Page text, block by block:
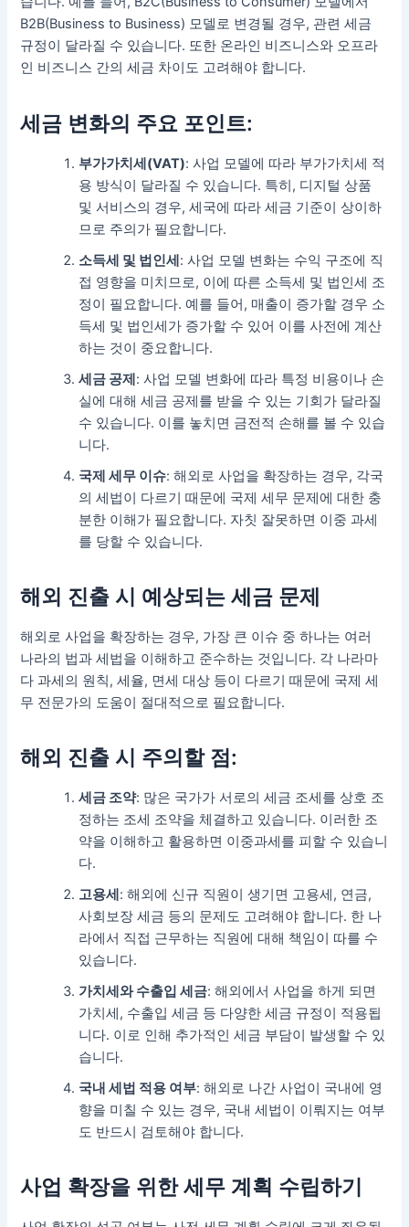
B2B(Business to Business) 모델로 변경될 경우, 관련 세금
규정이 달라질 수 있습니다. 또한 온라인 비즈니스와 오프라
인 비즈니스 간의 세금 차이도 고려해야 합니다.
세금 변화의 주요 포인트:
부가가치세(VAT): 사업 모델에 따라 부가가치세 적
용 방식이 달라질 수 있습니다. 특히, 디지털 상품
및 서비스의 경우, 세국에 따라 세금 기준이 상이하
므로 주의가 필요합니다.
소득세 및 법인세: 사업 모델 변화는 수익 구조에 직
접 영향을 미치므로, 이에 따른 소득세 및 법인세 조
정이 필요합니다. 예를 들어, 매출이 증가할 경우 소
득세 및 법인세가 증가할 수 있어 이를 사전에 계산
하는 것이 중요합니다.
세금 공제: 사업 모델 변화에 따라 특정 비용이나 손
실에 대해 세금 공제를 받을 수 있는 기회가 달라질
수 있습니다. 이를 놓치면 금전적 손해를 볼 수 있습
니다.
국제 세무 이슈: 해외로 사업을 확장하는 경우, 각국
의 세법이 다르기 때문에 국제 세무 문제에 대한 충
분한 이해가 필요합니다. 자칫 잘못하면 이중 과세
를 당할 수 있습니다.
해외 진출 시 예상되는 세금 문제
해외로 사업을 확장하는 경우, 가장 큰 이슈 중 하나는 여러
나라의 법과 세법을 이해하고 준수하는 것입니다. 각 나라마
다 과세의 원칙, 세율, 면세 대상 등이 다르기 때문에 국제 세
무 전문가의 도움이 절대적으로 필요합니다.
해외 진출 시 주의할 점:
세금 조약: 많은 국가가 서로의 세금 조세를 상호 조
정하는 조세 조약을 체결하고 있습니다. 이러한 조
약을 이해하고 활용하면 이중과세를 피할 수 있습니
다.
고용세: 해외에 신규 직원이 생기면 고용세, 연금,
사회보장 세금 등의 문제도 고려해야 합니다. 한 나
라에서 직접 근무하는 직원에 대해 책임이 따를 수
있습니다.
가치세와 수출입 세금: 해외에서 사업을 하게 되면
가치세, 수출입 세금 등 다양한 세금 규정이 적용됩
니다. 이로 인해 추가적인 세금 부담이 발생할 수 있
습니다.
국내 세법 적용 여부: 해외로 나간 사업이 국내에 영
향을 미칠 수 있는 경우, 국내 세법이 이뤄지는 여부
도 반드시 검토해야 합니다.
사업 확장을 위한 세무 계획 수립하기